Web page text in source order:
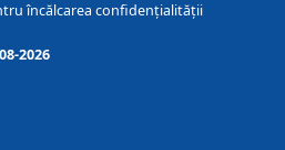
încălcarea confidențialității
2026